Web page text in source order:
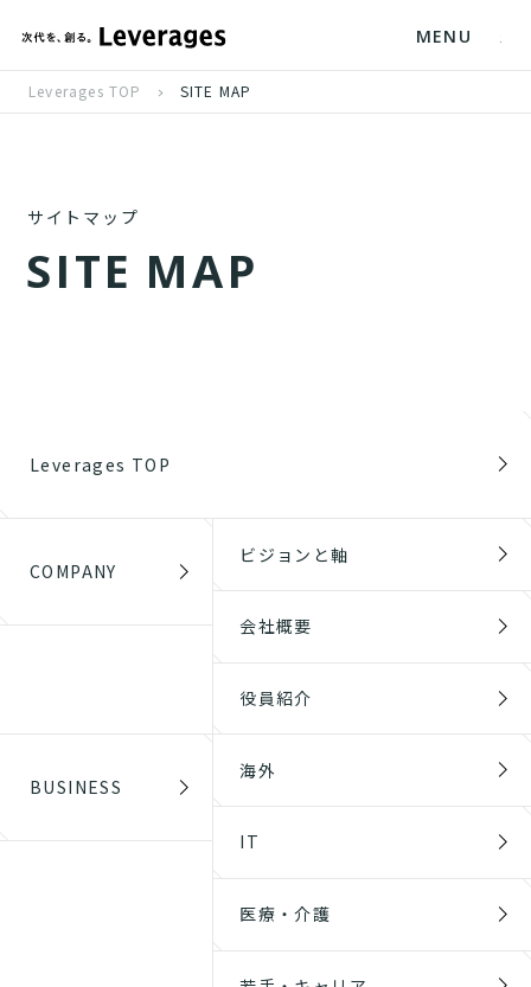
MENU
Leverages TOP SITE MAP
サイトマップ
SITE MAP
Leverages TOP
COMPANY
ビジョンと軸
会社概要
役員紹介
BUSINESS
海外
IT
医療・介護